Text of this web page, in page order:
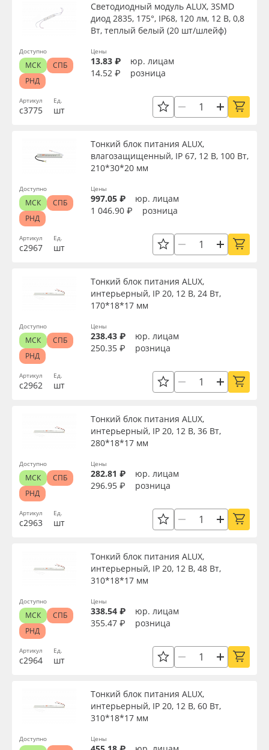
Артикул
с3775
Светодиодный модуль ALUX, 3SMD
диод 2835, 175°, IP68, 120 лм, 12 В, 0,8
Вт, теплый белый (20 шт/шлейф)
Ед.
шт
Цены
13.83 ₽
юр. лицам
14.52 ₽
розница
Доступно
МСК
СПБ
РНД
Артикул
с2967
Тонкий блок питания ALUX,
влагозащищенный, IP 67, 12 В, 100 Вт,
210*30*20 мм
Ед.
шт
Цены
997.05 ₽
юр. лицам
1 046.90 ₽
розница
Доступно
МСК
СПБ
РНД
Артикул
с2962
Тонкий блок питания ALUX,
интерьерный, IP 20, 12 В, 24 Вт,
170*18*17 мм
Ед.
шт
Цены
238.43 ₽
юр. лицам
250.35 ₽
розница
Доступно
МСК
СПБ
РНД
Артикул
с2963
Тонкий блок питания ALUX,
интерьерный, IP 20, 12 В, 36 Вт,
280*18*17 мм
Ед.
шт
Цены
282.81 ₽
юр. лицам
296.95 ₽
розница
Доступно
МСК
СПБ
РНД
Артикул
с2964
Тонкий блок питания ALUX,
интерьерный, IP 20, 12 В, 48 Вт,
310*18*17 мм
Ед.
шт
Цены
338.54 ₽
юр. лицам
355.47 ₽
розница
Доступно
МСК
СПБ
РНД
Тонкий блок питания ALUX,
интерьерный, IP 20, 12 В, 60 Вт,
310*18*17 мм
Цены
Доступно